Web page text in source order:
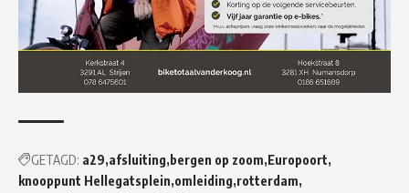
GETAGD: a29 afsluiting bergen op zoom Europoort
knooppunt Hellegatsplein omleiding rotterdam